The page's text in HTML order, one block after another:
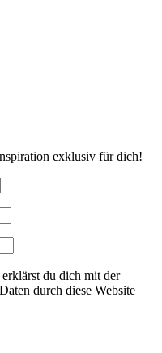
exklusiv für dich!
du dich mit der
durch diese Website